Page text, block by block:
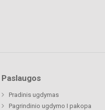
Paslaugos
Pradinis ugdymas
Pagrindinio ugdymo I pakopa